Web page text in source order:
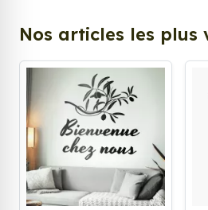
Nos articles les plus